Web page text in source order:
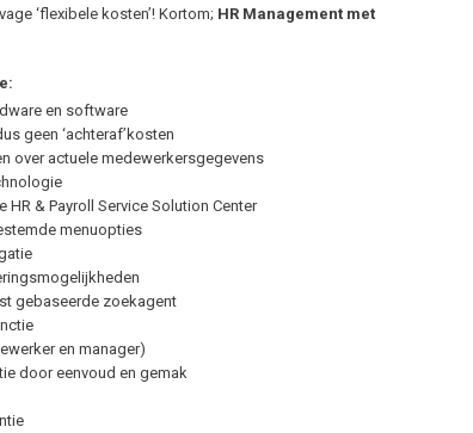
‘flexibele kosten’! Kortom; HR Management met
en software
geen ‘achteraf’kosten
over actuele medewerkersgegevens
HR & Payroll Service Solution Center
menuopties
gebaseerde zoekagent
en manager)
door eenvoud en gemak